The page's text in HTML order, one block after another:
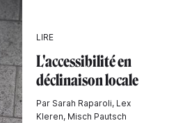
LIRE
L'accessibilité en
déclinaison locale
Par Sarah Raparoli, Lex
Kleren, Misch Pautsch